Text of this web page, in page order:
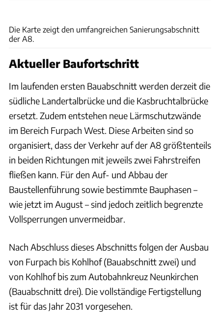
Die Karte zeigt den umfangreichen Sanierungsabschnitt
der A8.
Aktueller Baufortschritt
Im laufenden ersten Bauabschnitt werden derzeit die
südliche Landertalbrücke und die Kasbruchtalbrücke
ersetzt. Zudem entstehen neue Lärmschutzwände
im Bereich Furpach West. Diese Arbeiten sind so
organisiert, dass der Verkehr auf der A8 größtenteils
in beiden Richtungen mit jeweils zwei Fahrstreifen
fließen kann. Für den Auf- und Abbau der
Baustellenführung sowie bestimmte Bauphasen –
wie jetzt im August – sind jedoch zeitlich begrenzte
Vollsperrungen unvermeidbar.
Nach Abschluss dieses Abschnitts folgen der Ausbau
von Furpach bis Kohlhof (Bauabschnitt zwei) und
von Kohlhof bis zum Autobahnkreuz Neunkirchen
(Bauabschnitt drei). Die vollständige Fertigstellung
ist für das Jahr 2031 vorgesehen.